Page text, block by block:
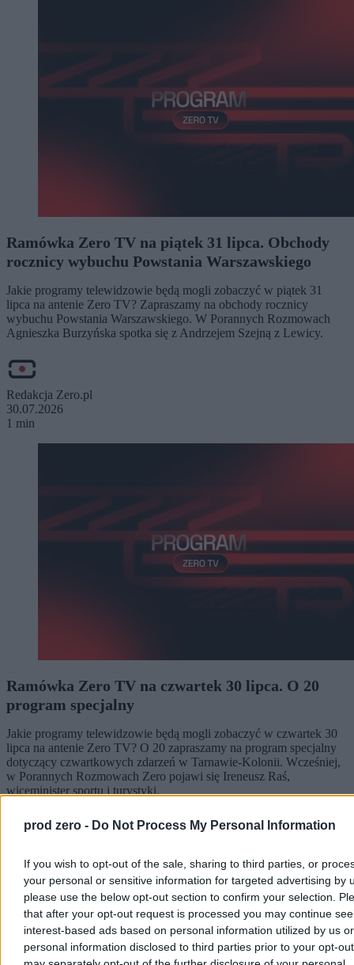
prod zero - Do Not Process My Personal Information
If you wish to opt-out of the sale, sharing to third parties, or
your personal or sensitive information for targeted advertising by
please use the below opt-out section to confirm your selection.
that after your opt-out request is processed you may continue
interest-based ads based on personal information utilized by us or
personal information disclosed to third parties prior to your opt-
Ramówka Zero TV na piątek 31 lipca. Obchody
rocznicy wybuchu Powstania Warszawskiego
Jakie programy telewidzowie będą mogli zobaczyć w piątek 31
lipca na antenie Zero TV? Zapraszamy na obchody rocznicy
wybuchu Powstania Warszawskiego. W Porannych Rozmowach
Agnieszka Burzyńska spotka się z Andrzejem Szejną z Lewicy.
Redakcja Zero.pl
30.07.2026
1 min
Ramówka Zero TV na czwartek 30 lipca. O 20
program specjalny
Jakie programy telewidzowie będą mogli zobaczyć w czwartek 30
lipca na antenie Zero TV? O 20 zapraszamy na program specjalny
dotyczący czwartkowych zdarzeń w Tarnawie-Kolonii. Wcześniej,
w Porannych Rozmowach Zero pojawi się Ireneusz Raś,
wiceminister sportu i turystyki.
29.07.2026
1 min
Reklama
Reklama